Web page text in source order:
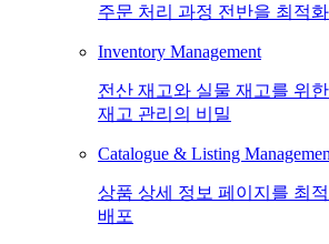
주문 처리 과정 전반을 최적화
Inventory Management
전산 재고와 실물 재고를 위
재고 관리의 비밀
Catalogue & Listing
상품 상세 정보 페이지를 최
배포